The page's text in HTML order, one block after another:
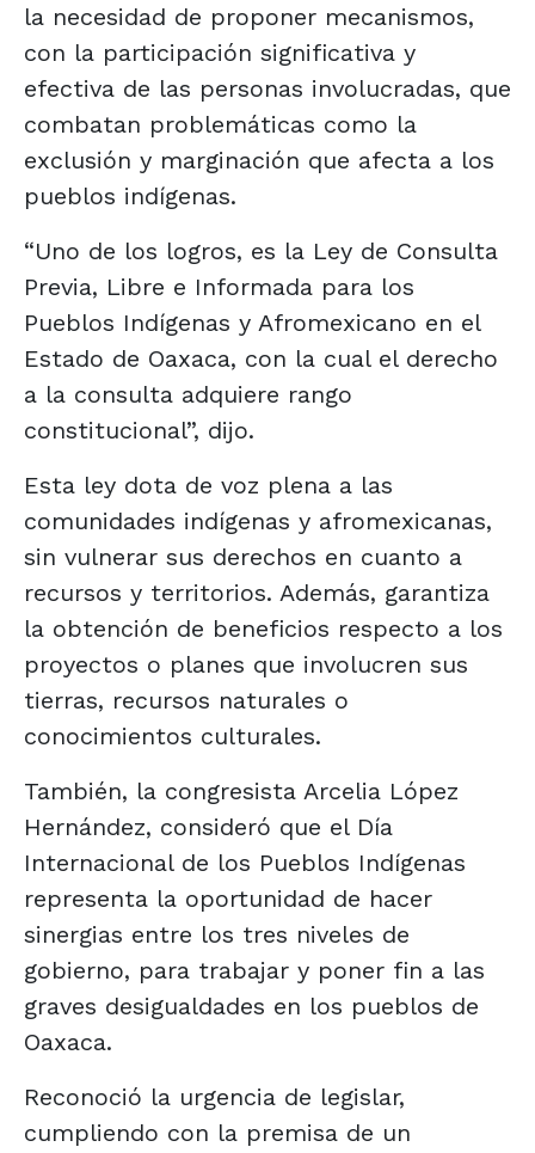
la necesidad de proponer mecanismos,
con la participación significativa y
efectiva de las personas involucradas, que
combatan problemáticas como la
exclusión y marginación que afecta a los
pueblos indígenas.
“Uno de los logros, es la Ley de Consulta
Previa, Libre e Informada para los
Pueblos Indígenas y Afromexicano en el
Estado de Oaxaca, con la cual el derecho
a la consulta adquiere rango
constitucional”, dijo.
Esta ley dota de voz plena a las
comunidades indígenas y afromexicanas,
sin vulnerar sus derechos en cuanto a
recursos y territorios. Además, garantiza
la obtención de beneficios respecto a los
proyectos o planes que involucren sus
tierras, recursos naturales o
conocimientos culturales.
También, la congresista Arcelia López
Hernández, consideró que el Día
Internacional de los Pueblos Indígenas
representa la oportunidad de hacer
sinergias entre los tres niveles de
gobierno, para trabajar y poner fin a las
graves desigualdades en los pueblos de
Oaxaca.
Reconoció la urgencia de legislar,
cumpliendo con la premisa de un